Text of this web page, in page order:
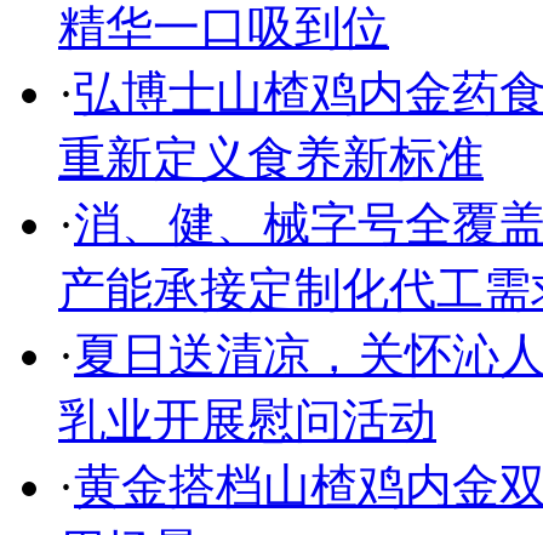
精华一口吸到位
·弘博士山楂鸡内金药
重新定义食养新标准
·消、健、械字号全覆
产能承接定制化代工需
·夏日送清凉，关怀沁
乳业开展慰问活动
·黄金搭档山楂鸡内金